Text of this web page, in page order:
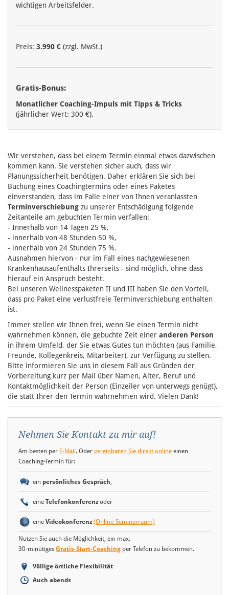
Nehmen Sie Kontakt zu mir auf!
Am besten per E-Mail . Oder vereinbaren Sie direkt online einen
Coaching-Termin für:
ein persönliches Gespräch,
eine Telefonkonferenzoder
eine Videokonferenz (Online-Seminarraum)
Nutzen Sie auch die Möglichkeit, ein max.
30-minütiges Gratis-Start-Coaching per Telefon zu bekommen.
Völlige örtliche Flexibilität
Auch abends
wichtigen Arbeitsfelder.
Preis: 3.990 € (zzgl. MwSt.)
Gratis-Bonus:
Monatlicher Coaching-Impuls mit Tipps & Tricks
(jährlicher Wert: 300 €).
Wir verstehen, dass bei einem Termin einmal etwas dazwischen
kommen kann. Sie verstehen sicher auch, dass wir
Planungssicherheit benötigen. Daher erklären Sie sich bei
Buchung eines Coachingtermins oder eines Paketes
einverstanden, dass im Falle einer von Ihnen veranlassten
Terminverschiebung zu unserer Entschädigung folgende
Zeitanteile am gebuchten Termin verfallen:
- Innerhalb von 14 Tagen 25 %,
- innerhalb von 48 Stunden 50 %,
- innerhalb von 24 Stunden 75 %.
Ausnahmen hiervon - nur im Fall eines nachgewiesenen
Krankenhausaufenthalts Ihrerseits - sind möglich, ohne dass
hierauf ein Anspruch besteht.
Bei unseren Wellnesspaketen II und III haben Sie den Vorteil,
dass pro Paket eine verlustfreie Terminverschiebung enthalten
ist.
Immer stellen wir Ihnen frei, wenn Sie einen Termin nicht
wahrnehmen können, die gebuchte Zeit einer anderen Person
in ihrem Umfeld, der Sie etwas Gutes tun möchten (aus Familie,
Freunde, Kollegenkreis, Mitarbeiter), zur Verfügung zu stellen.
Bitte informieren Sie uns in diesem Fall aus Gründen der
Vorbereitung kurz per Mail über Namen, Alter, Beruf und
Kontaktmöglichkeit der Person (Einzeiler von unterwegs genügt),
die statt Ihrer den Termin wahrnehmen wird. Vielen Dank!